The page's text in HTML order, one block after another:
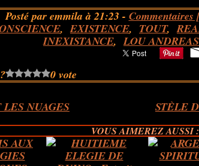
Posté par emmila à 21:23 - Commentaires
,EXISTENCE, TOUT,
INEXISTANCE,LOU
0 vote
LES NUAGES STÈLE
VOUS AIMEREZ AUSSI :